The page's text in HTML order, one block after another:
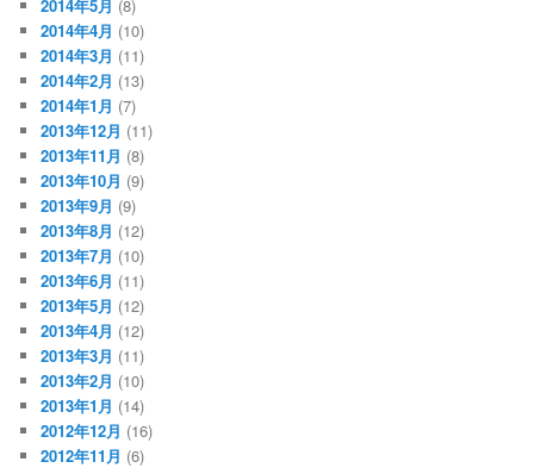
2014年5月 (8)
2014年4月 (10)
2014年3月 (11)
2014年2月 (13)
2014年1月 (7)
2013年12月 (11)
2013年11月 (8)
2013年10月 (9)
2013年9月 (9)
2013年8月 (12)
2013年7月 (10)
2013年6月 (11)
2013年5月 (12)
2013年4月 (12)
2013年3月 (11)
2013年2月 (10)
2013年1月 (14)
2012年12月 (16)
2012年11月 (6)